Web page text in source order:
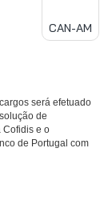
CAN-AM
será efetuado
de
Cofidis e o
de Portugal com